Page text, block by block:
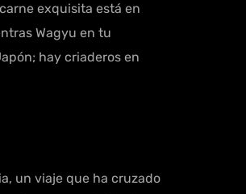
exquisita está en
Wagyu en tu
hay criaderos en
un viaje que ha cruzado